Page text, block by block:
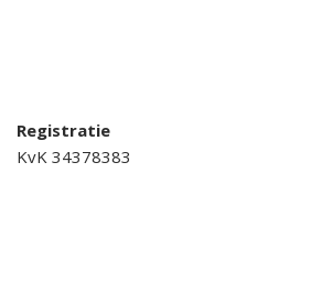
Registratie
KvK 34378383